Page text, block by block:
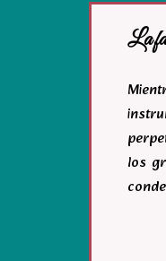
La
los